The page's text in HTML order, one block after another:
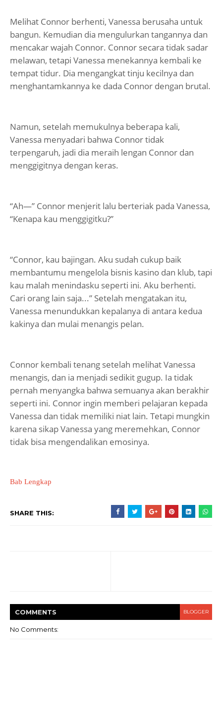
Melihat Connor berhenti, Vanessa berusaha untuk
bangun. Kemudian dia mengulurkan tangannya dan
mencakar wajah Connor. Connor secara tidak sadar
melawan, tetapi Vanessa menekannya kembali ke
tempat tidur. Dia mengangkat tinju kecilnya dan
menghantamkannya ke dada Connor dengan brutal.
Namun, setelah memukulnya beberapa kali,
Vanessa menyadari bahwa Connor tidak
terpengaruh, jadi dia meraih lengan Connor dan
menggigitnya dengan keras.
“Ah—” Connor menjerit lalu berteriak pada Vanessa,
“Kenapa kau menggigitku?”
“Connor, kau bajingan. Aku sudah cukup baik
membantumu mengelola bisnis kasino dan klub, tapi
kau malah menindasku seperti ini. Aku berhenti.
Cari orang lain saja...” Setelah mengatakan itu,
Vanessa menundukkan kepalanya di antara kedua
kakinya dan mulai menangis pelan.
Connor kembali tenang setelah melihat Vanessa
menangis, dan ia menjadi sedikit gugup. Ia tidak
pernah menyangka bahwa semuanya akan berakhir
seperti ini. Connor ingin memberi pelajaran kepada
Vanessa dan tidak memiliki niat lain. Tetapi mungkin
karena sikap Vanessa yang meremehkan, Connor
tidak bisa mengendalikan emosinya.
Bab Lengkap
SHARE THIS:
COMMENTS BLOGGER
No Comments: